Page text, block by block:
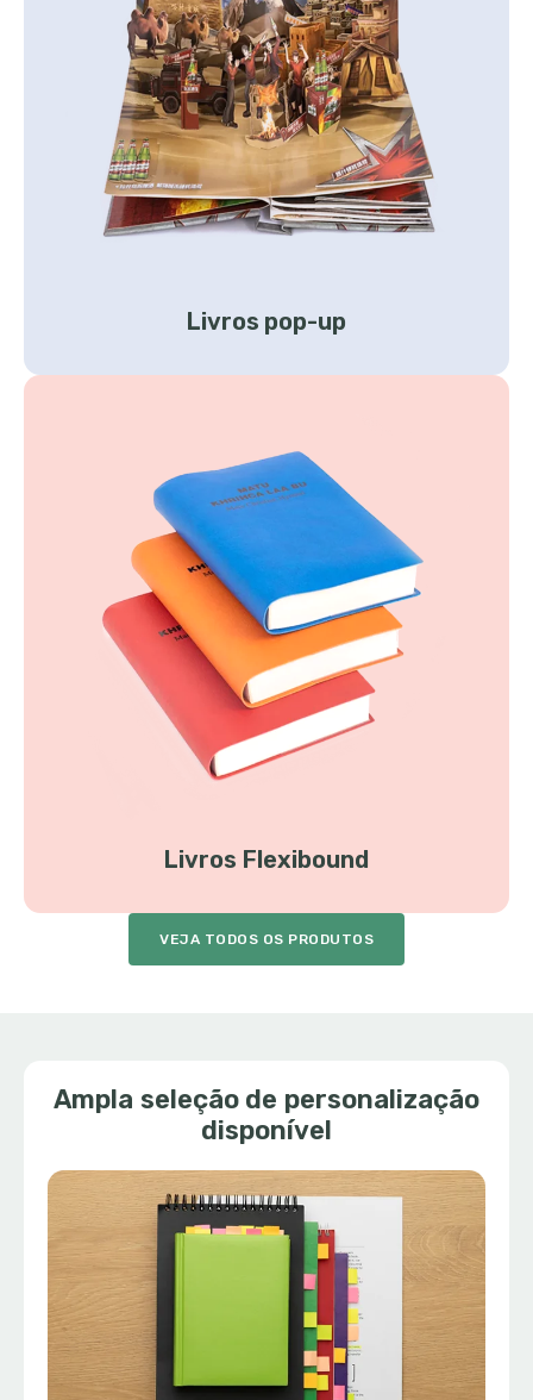
Livros pop-up
Livros Flexibound
VEJA TODOS OS PRODUTOS
Ampla seleção de personalização
disponível